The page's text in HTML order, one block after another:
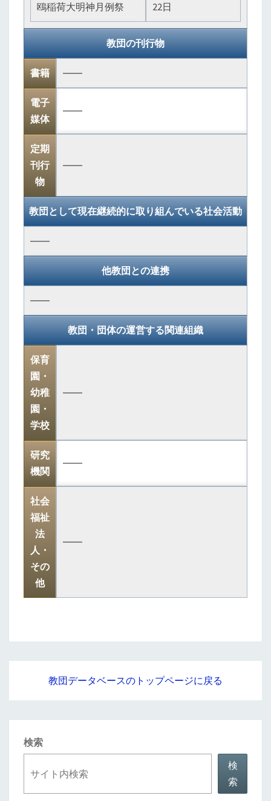
鴎稲荷大明神月例祭 22日
教団の刊行物
書籍 ――
電子
媒体
――
定期
刊行
物
――
教団として現在継続的に取り組んでいる社会活動
――
他教団との連携
――
教団・団体の運営する関連組織
保育
園・
幼稚
園・
学校
――
研究
機関
――
社会
福祉
法
人・
その
他
――
教団データベースのトップページに戻る
検索
検
索